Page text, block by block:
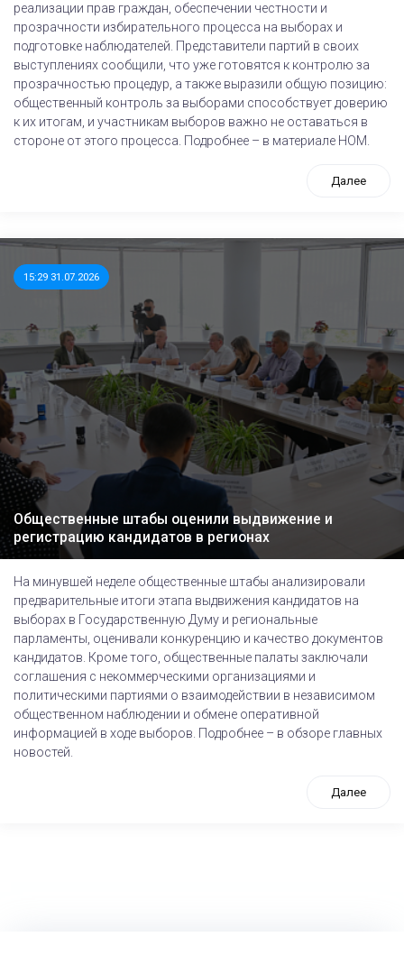
реализации прав граждан, обеспечении честности и
прозрачности избирательного процесса на выборах и
подготовке наблюдателей. Представители партий в своих
выступлениях сообщили, что уже готовятся к контролю за
прозрачностью процедур, а также выразили общую позицию:
общественный контроль за выборами способствует доверию
к их итогам, и участникам выборов важно не оставаться в
стороне от этого процесса. Подробнее – в материале НОМ.
Далее
15:29 31.07.2026
Общественные штабы оценили выдвижение и
регистрацию кандидатов в регионах
На минувшей неделе общественные штабы анализировали
предварительные итоги этапа выдвижения кандидатов на
выборах в Государственную Думу и региональные
парламенты, оценивали конкуренцию и качество документов
кандидатов. Кроме того, общественные палаты заключали
соглашения с некоммерческими организациями и
политическими партиями о взаимодействии в независимом
общественном наблюдении и обмене оперативной
информацией в ходе выборов. Подробнее – в обзоре главных
новостей.
Далее